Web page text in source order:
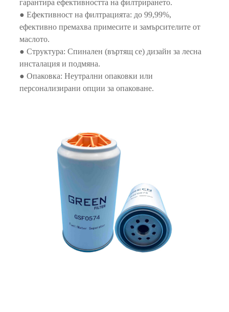
гарантира ефективността на филтрирането.
● Ефективност на филтрацията: до 99,99%,
ефективно премахва примесите и замърсителите от
маслото.
● Структура: Спинален (въртящ се) дизайн за лесна
инсталация и подмяна.
● Опаковка: Неутрални опаковки или
персонализирани опции за опаковане.